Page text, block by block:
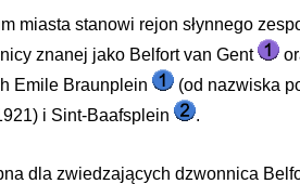
miasta stanowi rejon słynnego
znanej jako Belfort van Gent
Emile Braunplein
(od nazwiska
i Sint-Baafsplein
.
dla zwiedzających dzwonnica